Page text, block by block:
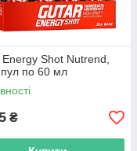
Shot Nutrend,
по 60 мл
₴